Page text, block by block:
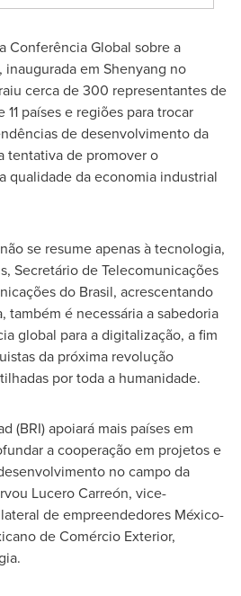
Conferência Global sobre a
em Shenyang no
cerca de 300 representantes de
países e regiões para trocar
de desenvolvimento da
tentativa de promover o
qualidade da economia industrial
se resume apenas à tecnologia,
, Secretário de Telecomunicações
do Brasil, acrescentando
também é necessária a sabedoria
global para a digitalização, a fim
da próxima revolução
por toda a humanidade.
(BRI) apoiará mais países em
a cooperação em projetos e
no campo da
Lucero Carreón, vice-
de empreendedores México-
de Comércio Exterior,